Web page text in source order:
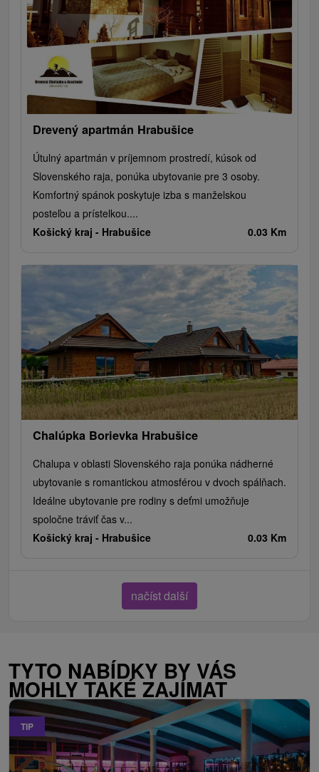
Drevený apartmán Hrabušice
Útulný apartmán v príjemnom prostredí, kúsok od
Slovenského raja, ponúka ubytovanie pre 3 osoby.
Komfortný spánok poskytuje izba s manželskou
posteľou a prístelkou....
Košický kraj - Hrabušice 0.03 Km
Chalúpka Borievka Hrabušice
Chalupa v oblasti Slovenského raja ponúka nádherné
ubytovanie s romantickou atmosférou v dvoch spálňach.
Ideálne ubytovanie pre rodiny s deťmi umožňuje
spoločne tráviť čas v...
Košický kraj - Hrabušice 0.03 Km
načíst další
TYTO NABÍDKY BY VÁS
MOHLY TAKÉ ZAJÍMAT
TIP